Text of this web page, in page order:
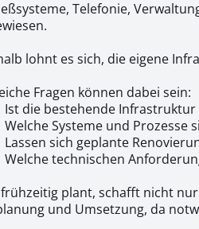
Telefonie,
lohnt es sich, die eigene
Fragen können dabei sein:
Ist die bestehende
Welche Systeme und Prozesse
Lassen sich geplante
Welche technischen
plant, schafft nicht
und Umsetzung, da